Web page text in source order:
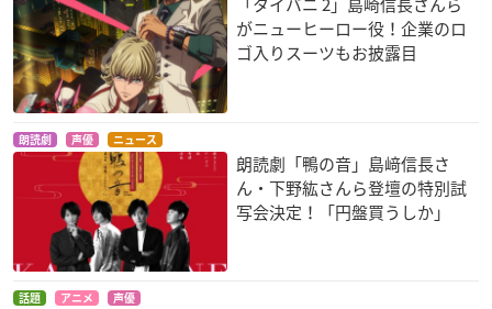
がニューヒーロー役！企業のロ
ゴ入りスーツもお披露目
朗読劇 声優 ニュース
朗読劇「鴨の音」島﨑信長さ
ん・下野紘さんら登壇の特別試
写会決定！「円盤買うしか」
話題 アニメ 声優